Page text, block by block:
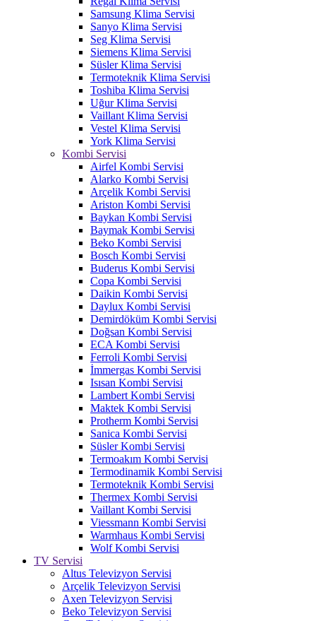
Samsung Klima Servisi
Sanyo Klima Servisi
Seg Klima Servisi
Siemens Klima Servisi
Süsler Klima Servisi
Termoteknik Klima Servisi
Toshiba Klima Servisi
Uğur Klima Servisi
Vaillant Klima Servisi
Vestel Klima Servisi
York Klima Servisi
Kombi Servisi
Airfel Kombi Servisi
Alarko Kombi Servisi
Arçelik Kombi Servisi
Ariston Kombi Servisi
Baykan Kombi Servisi
Baymak Kombi Servisi
Beko Kombi Servisi
Bosch Kombi Servisi
Buderus Kombi Servisi
Copa Kombi Servisi
Daikin Kombi Servisi
Daylux Kombi Servisi
Demirdöküm Kombi Servisi
Doğsan Kombi Servisi
ECA Kombi Servisi
Ferroli Kombi Servisi
İmmergas Kombi Servisi
Isısan Kombi Servisi
Lambert Kombi Servisi
Maktek Kombi Servisi
Protherm Kombi Servisi
Sanica Kombi Servisi
Süsler Kombi Servisi
Termoakım Kombi Servisi
Termodinamik Kombi Servisi
Termoteknik Kombi Servisi
Thermex Kombi Servisi
Vaillant Kombi Servisi
Viessmann Kombi Servisi
Warmhaus Kombi Servisi
Wolf Kombi Servisi
TV Servisi
Altus Televizyon Servisi
Arçelik Televizyon Servisi
Axen Televizyon Servisi
Beko Televizyon Servisi